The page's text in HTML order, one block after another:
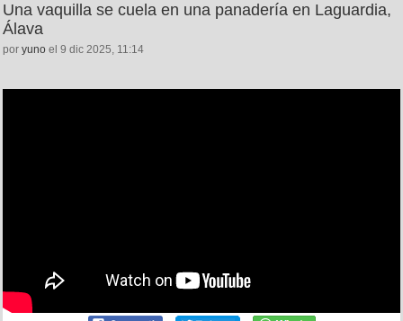
Una vaquilla se cuela en una panadería en Laguardia,
Álava
por yuno el 9 dic 2025, 11:14